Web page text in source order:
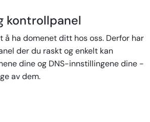
kontrollpanel
å ha domenet ditt hos oss. Derfor har
der du raskt og enkelt kan
dine og DNS-innstillingene dine -
av dem.